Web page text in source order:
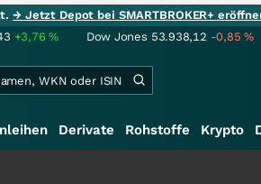
→ Jetzt Depot bei SMARTBROKER+
+3,76% Dow Jones 53.938,12 -0,85%
Derivate Rohstoffe Krypto